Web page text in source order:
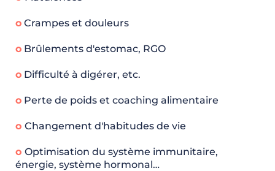
o Crampes et douleurs
o Brûlements d'estomac, RGO
o Difficulté à digérer, etc.
o Perte de poids et coaching alimentaire
o Changement d'habitudes de vie
o Optimisation du système immunitaire,
énergie, système hormonal…